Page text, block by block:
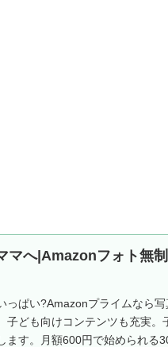
マへ|Amazonフォト無
っぱい?Amazonプライムなら
子ども向けコンテンツも充実。
す。月額600円で始められる